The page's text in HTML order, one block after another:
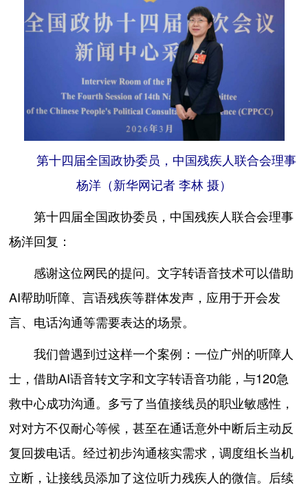
第十四届全国政协委员，中国残疾人联合会理事
杨洋（新华网记者 李林 摄）
第十四届全国政协委员，中国残疾人联合会理事
杨洋回复：
感谢这位网民的提问。文字转语音技术可以借助
AI帮助听障、言语残疾等群体发声，应用于开会发
言、电话沟通等需要表达的场景。
我们曾遇到过这样一个案例：一位广州的听障人
士，借助AI语音转文字和文字转语音功能，与120急
救中心成功沟通。多亏了当值接线员的职业敏感性，
对对方不仅耐心等候，甚至在通话意外中断后主动反
复回拨电话。经过初步沟通核实需求，调度组长当机
立断，让接线员添加了这位听力残疾人的微信。后续